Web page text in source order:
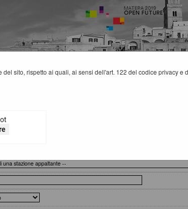
sito, rispetto ai quali, ai sensi dell'art. 122 del codice privacy e